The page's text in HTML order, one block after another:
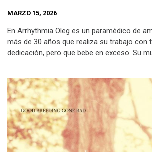
MARZO 15, 2026
En Arrhythmia Oleg es un paramédico de
más de 30 años que realiza su trabajo con
dedicación, pero que bebe en exceso. Su